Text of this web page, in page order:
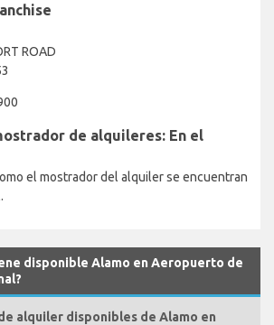
ROAD
de alquileres: En el
el mostrador del alquiler se encuentran
disponible Alamo en Aeropuerto de
alquiler disponibles de Alamo en